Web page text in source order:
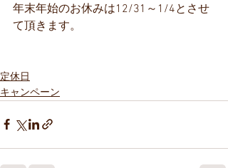
年末年始のお休みは12/31～1/4とさせ
て頂きます。
定休日
キャンペーン